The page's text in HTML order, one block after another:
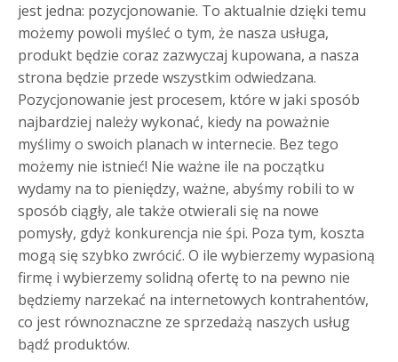
jest jedna: pozycjonowanie. To aktualnie dzięki temu
możemy powoli myśleć o tym, że nasza usługa,
produkt będzie coraz zazwyczaj kupowana, a nasza
strona będzie przede wszystkim odwiedzana.
Pozycjonowanie jest procesem, które w jaki sposób
najbardziej należy wykonać, kiedy na poważnie
myślimy o swoich planach w internecie. Bez tego
możemy nie istnieć! Nie ważne ile na początku
wydamy na to pieniędzy, ważne, abyśmy robili to w
sposób ciągły, ale także otwierali się na nowe
pomysły, gdyż konkurencja nie śpi. Poza tym, koszta
mogą się szybko zwrócić. O ile wybierzemy wypasioną
firmę i wybierzemy solidną ofertę to na pewno nie
będziemy narzekać na internetowych kontrahentów,
co jest równoznaczne ze sprzedażą naszych usług
bądź produktów.